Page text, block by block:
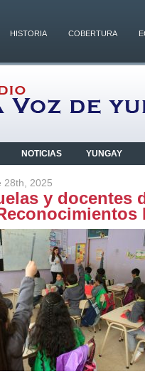
HISTORIA COBERTURA
NOTICIAS YUNGAY
28th, 2025
y docentes